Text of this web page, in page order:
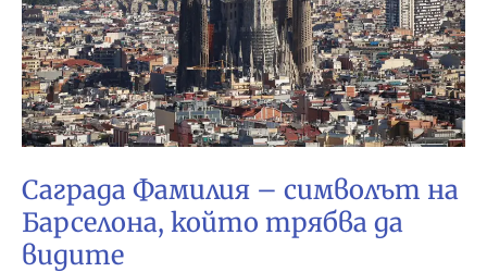
–
транспортна
карта
Hola
Barcelona
Саграда Фамилия – символът на
Барселона, който трябва да
видите